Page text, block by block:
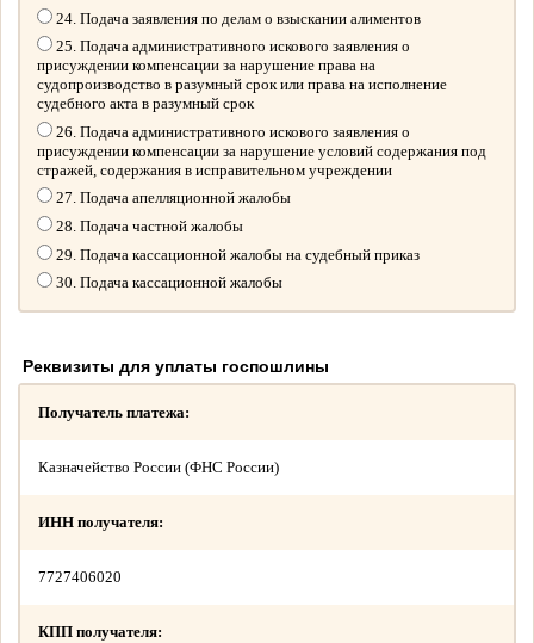
24. Подача заявления по делам о взыскании алиментов
25. Подача административного искового заявления о
присуждении компенсации за нарушение права на
судопроизводство в разумный срок или права на исполнение
судебного акта в разумный срок
26. Подача административного искового заявления о
присуждении компенсации за нарушение условий содержания под
стражей, содержания в исправительном учреждении
27. Подача апелляционной жалобы
28. Подача частной жалобы
29. Подача кассационной жалобы на судебный приказ
30. Подача кассационной жалобы
Реквизиты для уплаты госпошлины
Получатель платежа:
Казначейство России (ФНС России)
ИНН получателя:
7727406020
КПП получателя: